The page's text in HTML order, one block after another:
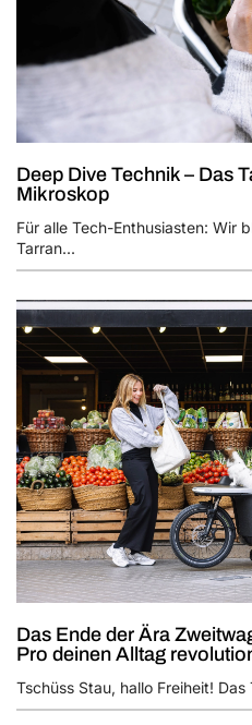
Deep Dive Technik – Das
Mikroskop
Für alle Tech-Enthusiasten: Wir
Tarran...
Das Ende der Ära
Pro deinen Alltag
Tschüss Stau, hallo Freiheit! Das